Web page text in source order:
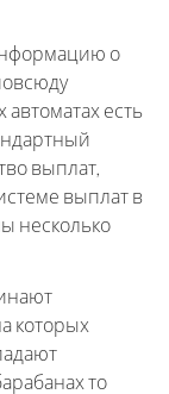
о
есть
выплат,
выплат в
несколько
которых
то